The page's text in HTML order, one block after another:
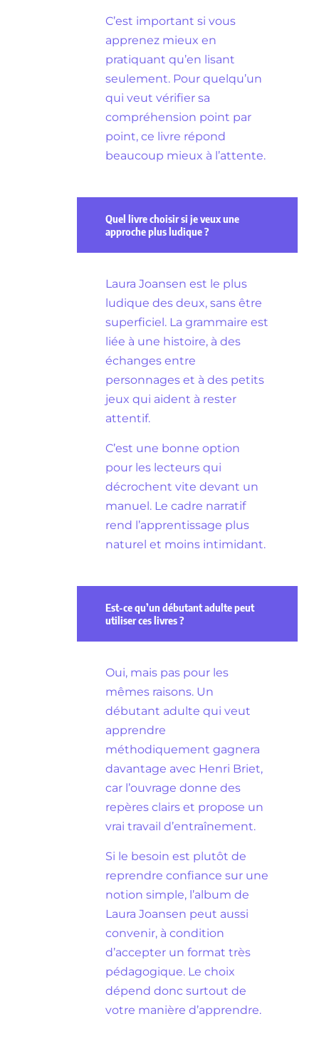
C’est important si vous
apprenez mieux en
pratiquant qu’en lisant
seulement. Pour quelqu’un
qui veut vérifier sa
compréhension point par
point, ce livre répond
beaucoup mieux à l’attente.
Quel livre choisir si je veux une
approche plus ludique ?
Laura Joansen est le plus
ludique des deux, sans être
superficiel. La grammaire est
liée à une histoire, à des
échanges entre
personnages et à des petits
jeux qui aident à rester
attentif.
C’est une bonne option
pour les lecteurs qui
décrochent vite devant un
manuel. Le cadre narratif
rend l’apprentissage plus
naturel et moins intimidant.
Est-ce qu’un débutant adulte peut
utiliser ces livres ?
Oui, mais pas pour les
mêmes raisons. Un
débutant adulte qui veut
apprendre
méthodiquement gagnera
davantage avec Henri Briet,
car l’ouvrage donne des
repères clairs et propose un
vrai travail d’entraînement.
Si le besoin est plutôt de
reprendre confiance sur une
notion simple, l’album de
Laura Joansen peut aussi
convenir, à condition
d’accepter un format très
pédagogique. Le choix
dépend donc surtout de
votre manière d’apprendre.